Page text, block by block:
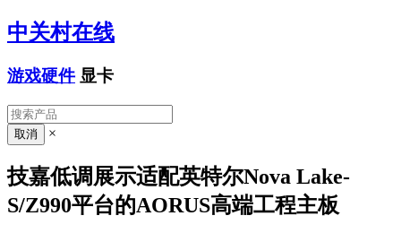
中关村在线
游戏硬件 显卡
×
技嘉低调展示适配英特尔Nova Lake-
S/Z990平台的AORUS高端工程主板